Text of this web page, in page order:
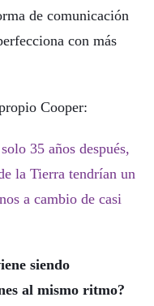
de comunicación
con más
Cooper:
35 años después,
la Tierra tendrían un
a cambio de casi
siendo
al mismo ritmo?